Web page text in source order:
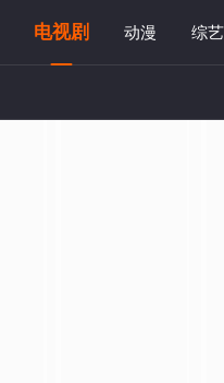
电视剧 动漫 综艺